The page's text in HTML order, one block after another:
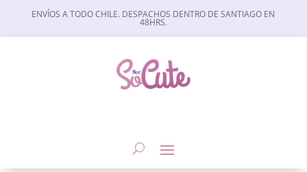
ENVÍOS A TODO CHILE. DESPACHOS DENTRO DE SANTIAGO EN
48HRS.